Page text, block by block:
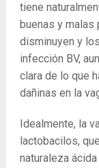
tiene
buenas y malas
disminuyen y
infección BV,
clara de lo que
dañinas en la
Idealmente, la
lactobacilos,
naturaleza